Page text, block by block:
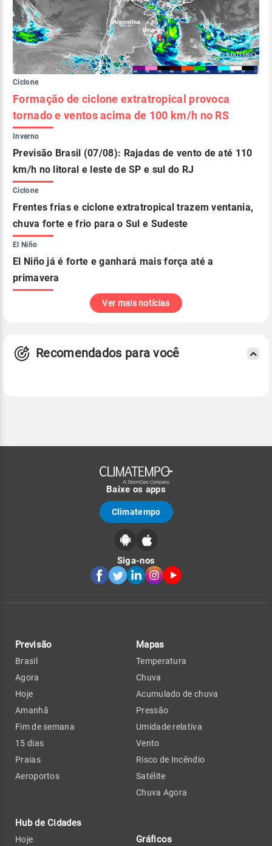
Ciclone
Formação de ciclone extratropical provoca
tornado e ventos acima de 100 km/h no RS
Inverno
Previsão Brasil (07/08): Rajadas de vento de até 110
km/h no litoral e leste de SP e sul do RJ
Ciclone
Frentes frias e ciclone extratropical trazem ventania,
chuva forte e frio para o Sul e Sudeste
El Niño
El Niño já é forte e ganhará mais força até a
primavera
Ver mais notícias
Recomendados para você
Baixe os apps
Climatempo
Siga-nos
Previsão
Brasil
Agora
Hoje
Amanhã
Fim de semana
15 dias
Praias
Aeroportos
Hub de Cidades
Hoje
Mapas
Temperatura
Chuva
Acumulado de chuva
Pressão
Umidade relativa
Vento
Risco de Incêndio
Satélite
Chuva Agora
Gráficos